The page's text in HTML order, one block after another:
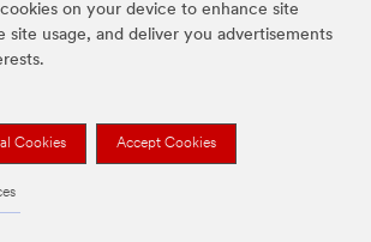
on your device to enhance site
site usage, and deliver you advertisements
Cookies Accept Cookies